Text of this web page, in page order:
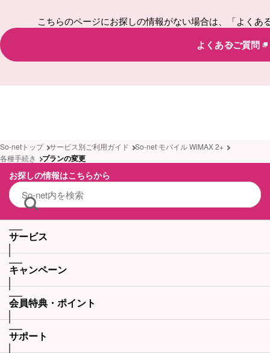
こちらのページにお探しの情報がない場合は、「よくあ
よくあるご質問
So-netトップ サービス別ご利用ガイド
So-net モバイル WiMAX 2+
各種手続き
プランの変更
お探しの情報はこちらから
サービス
キャンペーン
会員特典・ポイント
サポート